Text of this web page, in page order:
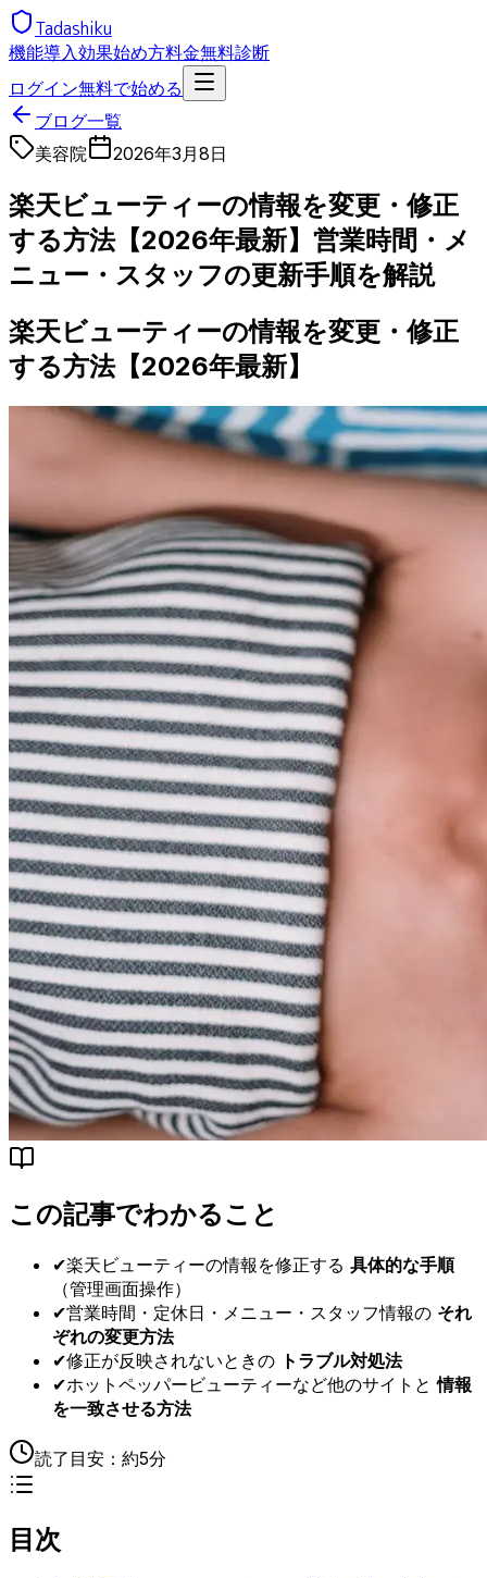
Tadashiku
機能導入効果始め方料金無料診断
ログイン無料で始める
ブログ一覧
美容院
2026年3月8日
楽天ビューティーの情報を変更・修正
する方法【2026年最新】営業時間・メ
ニュー・スタッフの更新手順を解説
楽天ビューティーの情報を変更・修正
する方法【2026年最新】
この記事でわかること
✔楽天ビューティーの情報を修正する 具体的な手順
（管理画面操作）
✔営業時間・定休日・メニュー・スタッフ情報の それ
ぞれの変更方法
✔修正が反映されないときの トラブル対処法
✔ホットペッパービューティーなど他のサイトと情報
を一致させる方法
読了目安： 約5分
目次